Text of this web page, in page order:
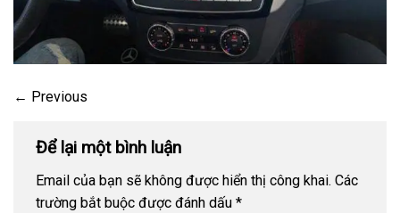
← Previous
Để lại một bình luận
Email của bạn sẽ không được hiển thị công khai. Các
trường bắt buộc được đánh dấu *